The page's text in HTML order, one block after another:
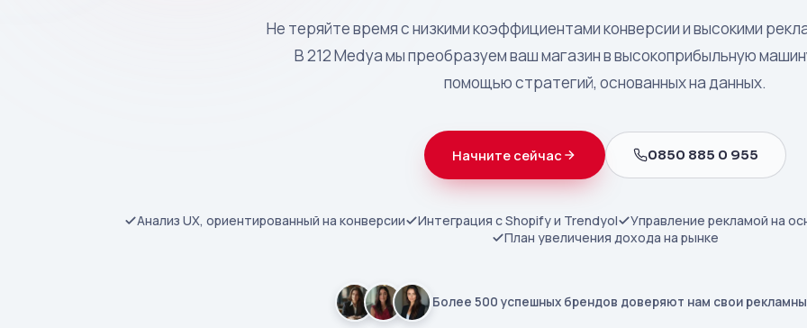
Не теряйте время с низкими коэффициентами конверсии и высокими
В 212 Medya мы преобразуем ваш магазин в высокоприбыльную
помощью стратегий, основанных на данных.
Начните сейчас 0850 885 0 955
Анализ UX, ориентированный на конверсии Интеграция с Shopify и Trendyol Управление рекламой на
План увеличения дохода на рынке
Более 500 успешных брендов доверяют нам свои